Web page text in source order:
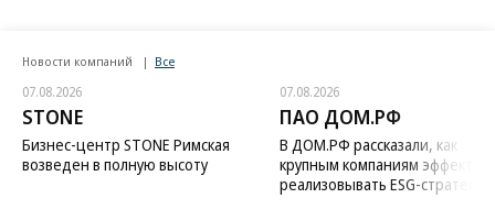
Новости компаний Все
07.08.2026
STONE
Бизнес-центр STONE Римская
возведен в полную высоту
07.08.2026
ПАО ДОМ.РФ
В ДОМ.РФ рассказали, как
крупным компаниям
реализовывать ESG-стратегию